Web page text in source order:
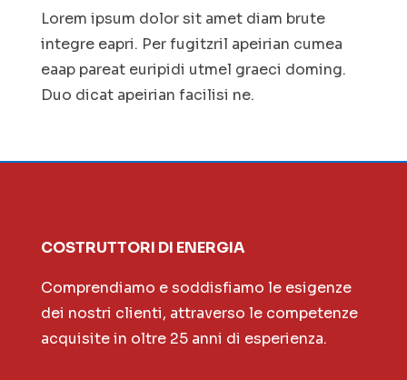
Lorem ipsum dolor sit amet diam brute
integre eapri. Per fugitzril apeirian cumea
eaap pareat euripidi utmel graeci doming.
Duo dicat apeirian facilisi ne.
COSTRUTTORI DI ENERGIA
Comprendiamo e soddisfiamo le esigenze
dei nostri clienti, attraverso le competenze
acquisite in oltre 25 anni di esperienza.